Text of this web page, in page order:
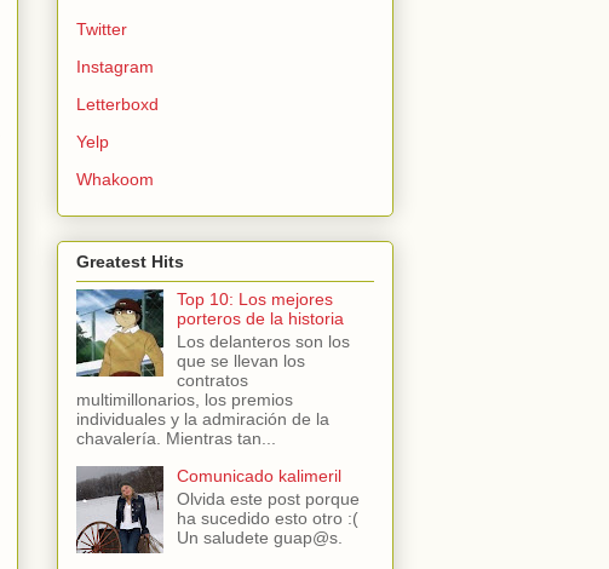
Twitter
Instagram
Letterboxd
Yelp
Whakoom
Greatest Hits
Top 10: Los mejores
porteros de la historia
Los delanteros son los
que se llevan los
contratos
multimillonarios, los premios
individuales y la admiración de la
chavalería. Mientras tan...
Comunicado kalimeril
Olvida este post porque
ha sucedido esto otro :(
Un saludete guap@s.